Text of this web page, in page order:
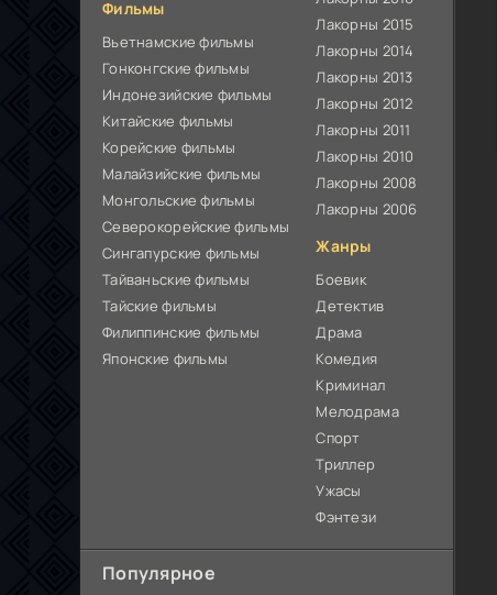
Фильмы
Вьетнамские фильмы
Гонконгские фильмы
Индонезийские фильмы
Китайские фильмы
Корейские фильмы
Малайзийские фильмы
Монгольские фильмы
Северокорейские фильмы
Сингапурские фильмы
Тайваньские фильмы
Тайские фильмы
Филиппинские фильмы
Японские фильмы
Лакорны 2015
Лакорны 2014
Лакорны 2013
Лакорны 2012
Лакорны 2011
Лакорны 2010
Лакорны 2008
Лакорны 2006
Жанры
Боевик
Детектив
Драма
Комедия
Криминал
Мелодрама
Спорт
Триллер
Ужасы
Фэнтези
Популярное